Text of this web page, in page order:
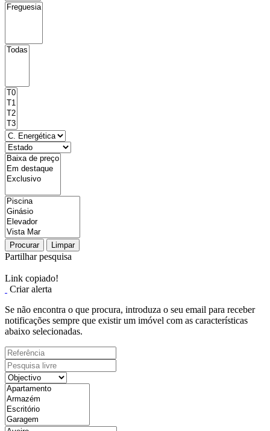
Procurar Limpar
Partilhar pesquisa
Link copiado!
Criar alerta
Se não encontra o que procura, introduza o seu email para receber
notificações sempre que existir um imóvel com as características
abaixo selecionadas.